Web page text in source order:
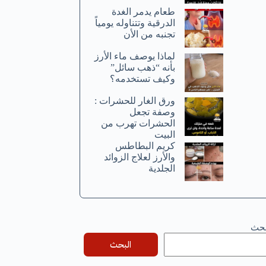
طعام يدمر الغدة
الدرقية وتتناوله يومياً
تجنبه من الأن
لماذا يوصف ماء الأرز
بأنه “ذهب سائل”
وكيف تستخدمه؟
ورق الغار للحشرات :
وصفة تجعل
الحشرات تهرب من
البيت
كريم البطاطس
والأرز لعلاج الزوائد
الجلدية
البحث